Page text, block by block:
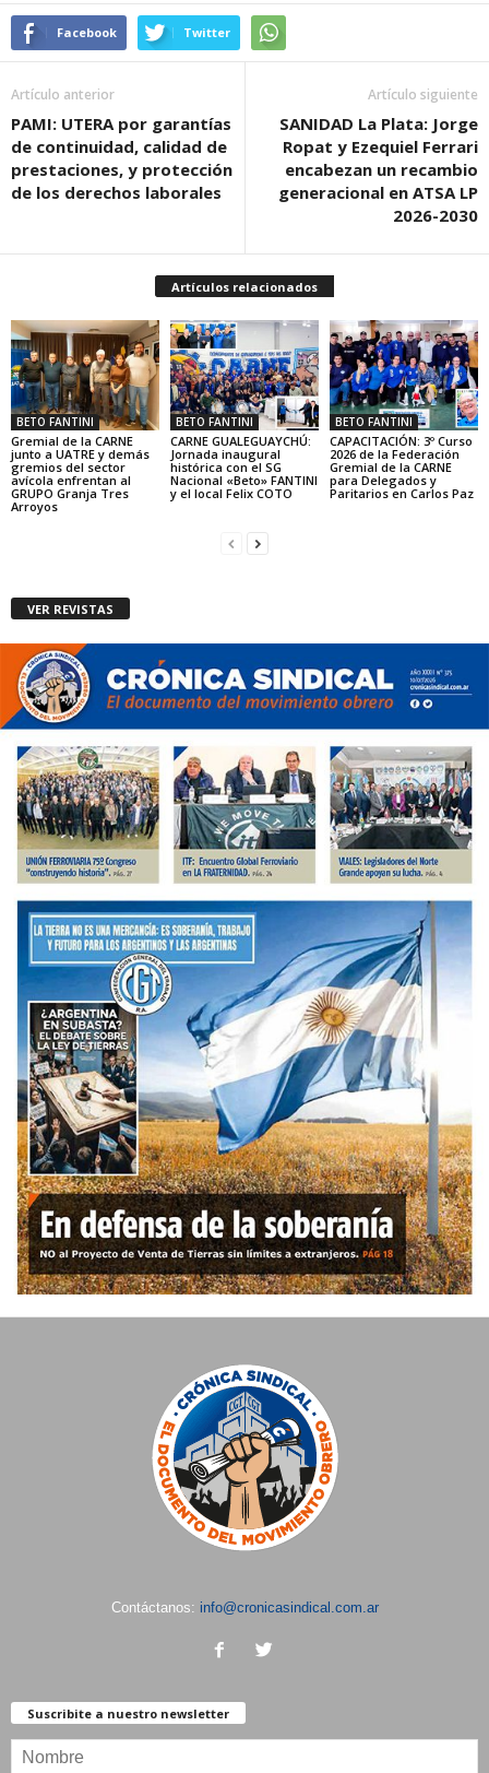
Facebook Twitter
Artículo anterior
PAMI: UTERA por garantías
de continuidad, calidad de
prestaciones, y protección
de los derechos laborales
Artículo siguiente
SANIDAD La Plata: Jorge
Ropat y Ezequiel Ferrari
encabezan un recambio
generacional en ATSA LP
2026-2030
Artículos relacionados
BETO FANTINI
Gremial de la CARNE
junto a UATRE y demás
gremios del sector
avícola enfrentan al
GRUPO Granja Tres
Arroyos
BETO FANTINI
CARNE GUALEGUAYCHÚ:
Jornada inaugural
histórica con el SG
Nacional «Beto» FANTINI
y el local Felix COTO
BETO FANTINI
CAPACITACIÓN: 3º Curso
2026 de la Federación
Gremial de la CARNE
para Delegados y
Paritarios en Carlos Paz
VER REVISTAS
Contáctanos: info@cronicasindical.com.ar
Suscribite a nuestro newsletter